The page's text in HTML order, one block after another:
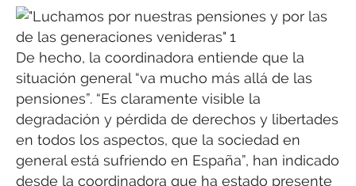
De hecho, la coordinadora entiende que la
situación general “va mucho más allá de las
pensiones”. “Es claramente visible la
degradación y pérdida de derechos y libertades
en todos los aspectos, que la sociedad en
general está sufriendo en España”, han indicado
desde la coordinadora que ha estado presente